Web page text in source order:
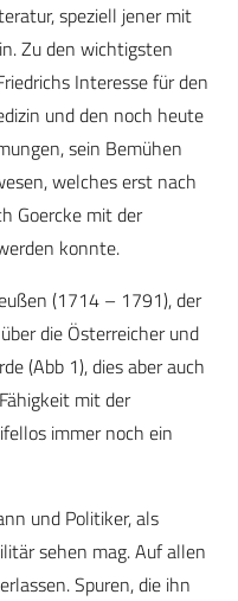
speziell jener mit
Zu den wichtigsten
Interesse für den
und den noch heute
sein Bemühen
welches erst nach
Goercke mit der
konnte.
(1714 – 1791), der
die Österreicher und
(Abb 1), dies aber auch
mit der
immer noch ein
und Politiker, als
sehen mag. Auf allen
Spuren, die ihn